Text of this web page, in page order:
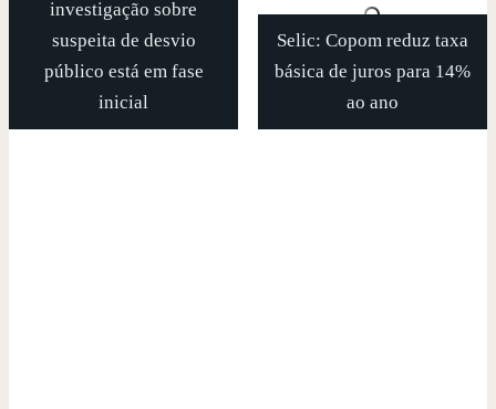
investigação sobre
suspeita de desvio
público está em fase
inicial
Selic: Copom reduz taxa
básica de juros para 14%
ao ano